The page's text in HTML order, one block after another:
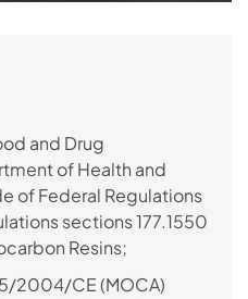
and Drug
of Health and
of Federal Regulations
sections 177.1550
Resins;
2004/CE (MOCA)